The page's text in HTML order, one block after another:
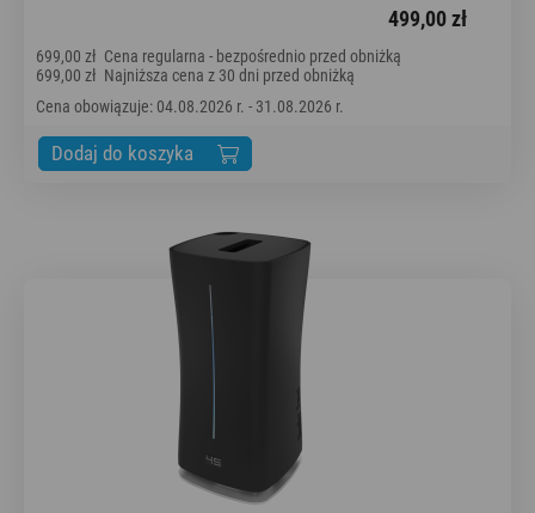
499,00 zł
699,00 zł Cena regularna - bezpośrednio przed obniżką
699,00 zł Najniższa cena z 30 dni przed obniżką
Cena obowiązuje: 04.08.2026 r. - 31.08.2026 r.
Dodaj do koszyka